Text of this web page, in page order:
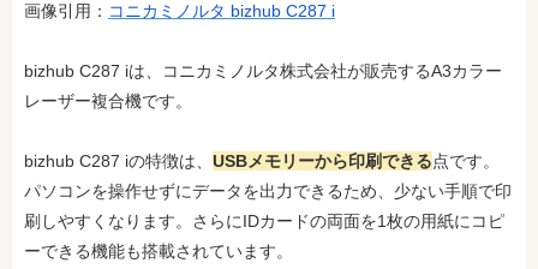
画像引用： コニカミノルタ bizhub C287 i
bizhub C287 iは、コニカミノルタ株式会社が販売するA3カラー
レーザー複合機です。
bizhub C287 iの特徴は、 USBメモリーから印刷できる点です。
パソコンを操作せずにデータを出力できるため、少ない手順で印
刷しやすくなります。さらにIDカードの両面を1枚の用紙にコピ
ーできる機能も搭載されています。